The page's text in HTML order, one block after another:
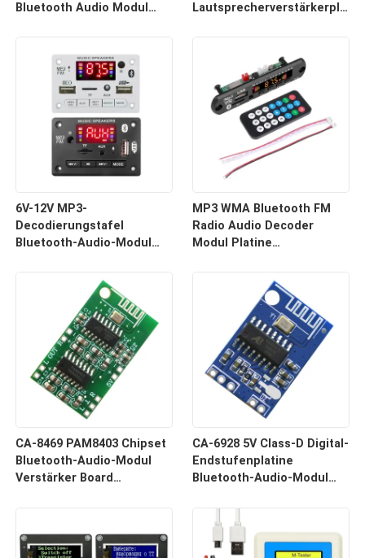
Bluetooth Audio Modul
Lautsprecherverstärkerplatte
6V-12V MP3-
Decodierungstafel
Bluetooth-Audio-Modul
MP3 WMA Bluetooth FM
Radio Audio Decoder
Modul Platine
CA-8469 PAM8403 Chipset
Bluetooth-Audio-Modul
Verstärker Board
CA-6928 5V Class-D Digital-
Endstufenplatine
Bluetooth-Audio-Modul